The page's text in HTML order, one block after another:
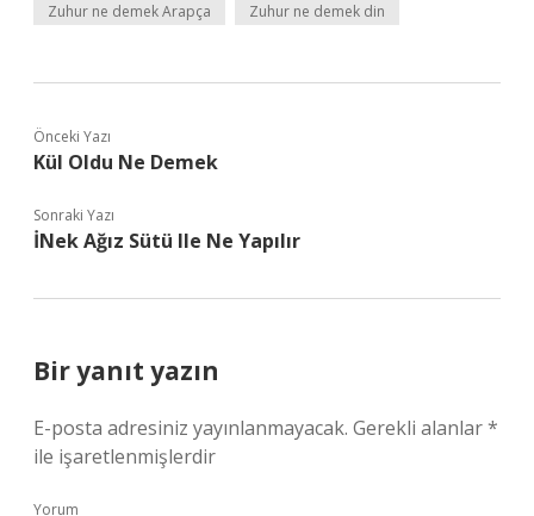
Zuhur ne demek Arapça Zuhur ne demek din
Önceki Yazı
Kül Oldu Ne Demek
Sonraki Yazı
İNek Ağız Sütü Ile Ne Yapılır
Bir yanıt yazın
E-posta adresiniz yayınlanmayacak. Gerekli alanlar*
ile işaretlenmişlerdir
Yorum